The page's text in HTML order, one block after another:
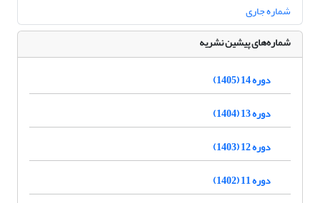
شماره جاری
شماره‌های پیشین نشریه
دوره 14 (1405)
دوره 13 (1404)
دوره 12 (1403)
دوره 11 (1402)